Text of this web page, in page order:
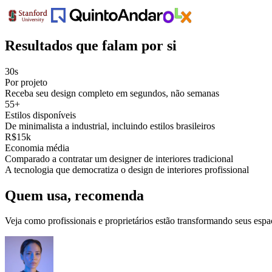
Resultados que falam por si
30s
Por projeto
Receba seu design completo em segundos, não semanas
55+
Estilos disponíveis
De minimalista a industrial, incluindo estilos brasileiros
R$15k
Economia média
Comparado a contratar um designer de interiores tradicional
A tecnologia que democratiza o design de interiores profissional
Quem usa, recomenda
Veja como profissionais e proprietários estão transformando seus